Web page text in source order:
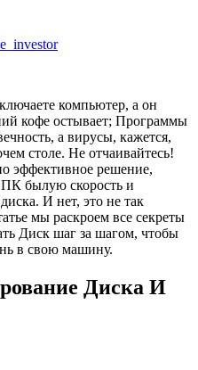
компьютер, а он
кофе остывает; Программы
а вирусы, кажется,
столе. Не отчаивайтесь!
эффективное решение,
былую скорость и
И нет, это не так
мы раскроем все секреты
Диск шаг за шагом, чтобы
в свою машину.
Диска И